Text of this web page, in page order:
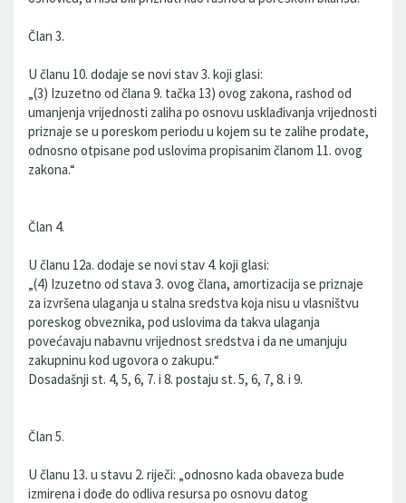
Član 3.
U članu 10. dodaje se novi stav 3. koji glasi:
„(3) Izuzetno od člana 9. tačka 13) ovog zakona, rashod od
umanjenja vrijednosti zaliha po osnovu usklađivanja vrijednosti
priznaje se u poreskom periodu u kojem su te zalihe prodate,
odnosno otpisane pod uslovima propisanim članom 11. ovog
zakona.“
Član 4.
U članu 12a. dodaje se novi stav 4. koji glasi:
„(4) Izuzetno od stava 3. ovog člana, amortizacija se priznaje
za izvršena ulaganja u stalna sredstva koja nisu u vlasništvu
poreskog obveznika, pod uslovima da takva ulaganja
povećavaju nabavnu vrijednost sredstva i da ne umanjuju
zakupninu kod ugovora o zakupu.“
Dosadašnji st. 4, 5, 6, 7. i 8. postaju st. 5, 6, 7, 8. i 9.
Član 5.
U članu 13. u stavu 2. riječi: „odnosno kada obaveza bude
izmirena i dođe do odliva resursa po osnovu datog